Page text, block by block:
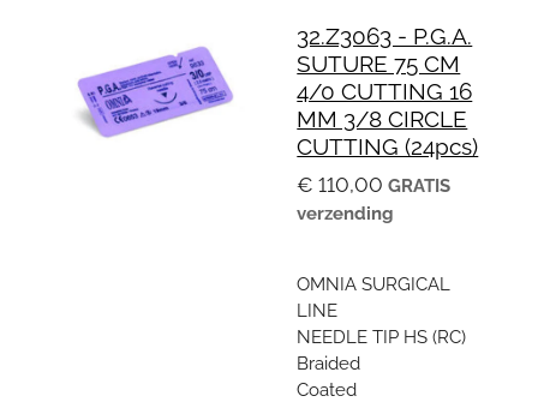
32.Z3063 - P.G.A.
SUTURE 75 CM
4/0 CUTTING 16
MM 3/8 CIRCLE
CUTTING (24pcs)
€ 110,00 GRATIS
verzending
OMNIA SURGICAL
LINE
NEEDLE TIP HS (RC)
Braided
Coated